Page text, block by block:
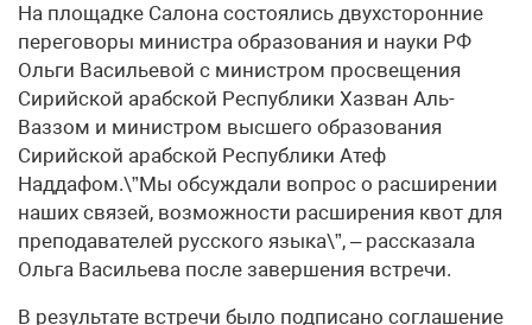
На площадке Салона состоялись двухсторонние
переговоры министра образования и науки РФ
Ольги Васильевой с министром просвещения
Сирийской арабской Республики Хазван Аль-
Ваззом и министром высшего образования
Сирийской арабской Республики Атеф
Наддафом.\”Мы обсуждали вопрос о расширении
наших связей, возможности расширения квот для
преподавателей русского языка\”, – рассказала
Ольга Васильева после завершения встречи.
В результате встречи было подписано соглашение